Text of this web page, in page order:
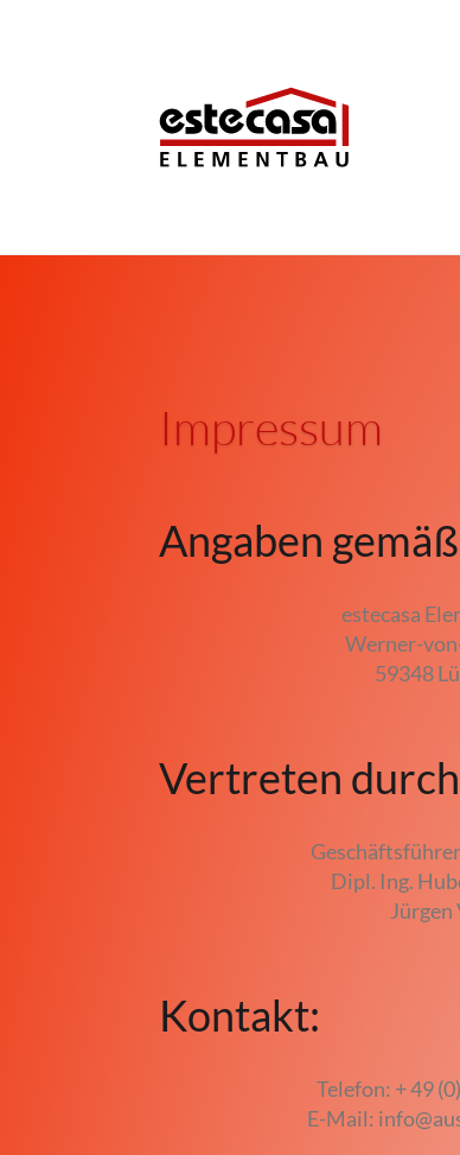
Impressum
Angaben
estecasa
Werner-
59348
Vertreten
Dipl. Ing.
Jürgen
Kontakt:
Telefon: + 49
E-Mail: